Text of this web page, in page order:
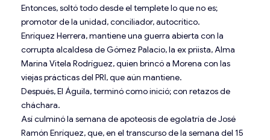
Entonces, soltó todo desde el templete lo que no es;
promotor de la unidad, conciliador, autocrítico.
Enríquez Herrera, mantiene una guerra abierta con la
corrupta alcaldesa de Gómez Palacio, la ex priista, Alma
Marina Vitela Rodríguez, quien brincó a Morena con las
viejas prácticas del PRI, que aún mantiene.
Después, El Águila, terminó como inició; con retazos de
cháchara.
Así culminó la semana de apoteosis de egolatría de José
Ramón Enríquez, que, en el transcurso de la semana del 15